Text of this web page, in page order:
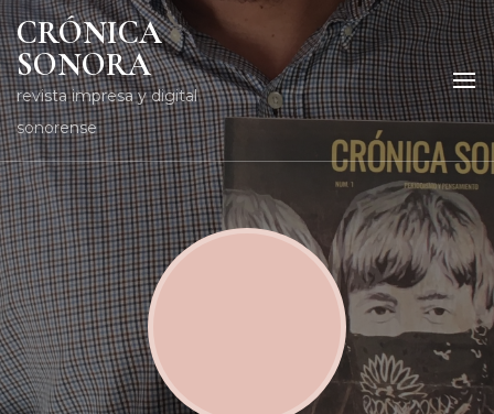
CRÓNICA
SONORA
revista impresa y digital
sonorense